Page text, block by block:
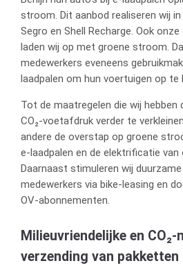
stroom. Dit aanbod realiseren wij
Segro en Shell Recharge. Ook
laden wij op met groene stroom.
medewerkers eveneens
laadpalen om hun voertuigen op te
Tot de maatregelen die wij hebben
CO₂-voetafdruk verder te
andere de overstap op groene
e-laadpalen en de elektrificatie van
Daarnaast stimuleren wij
medewerkers via bike-leasing en
OV-abonnementen.
Milieuvriendelijke en
verzending van pakketten